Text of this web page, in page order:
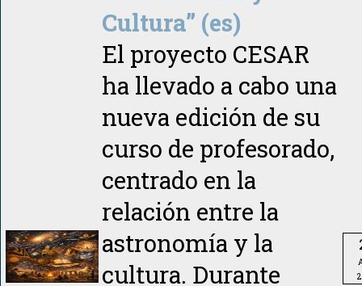
Cultura” (es)
El proyecto CESAR
ha llevado a cabo una
nueva edición de su
curso de profesorado,
centrado en la
relación entre la
astronomía y la
cultura. Durante